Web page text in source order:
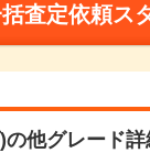
査定依頼ス
他グレード